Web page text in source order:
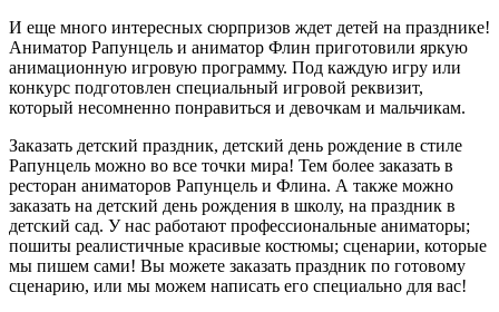
И еще много интересных сюрпризов ждет детей на празднике!
Аниматор Рапунцель и аниматор Флин приготовили яркую
анимационную игровую программу. Под каждую игру или
конкурс подготовлен специальный игровой реквизит,
который несомненно понравиться и девочкам и мальчикам.
Заказать детский праздник, детский день рождение в стиле
Рапунцель можно во все точки мира! Тем более заказать в
ресторан аниматоров Рапунцель и Флина. А также можно
заказать на детский день рождения в школу, на праздник в
детский сад. У нас работают профессиональные аниматоры;
пошиты реалистичные красивые костюмы; сценарии, которые
мы пишем сами! Вы можете заказать праздник по готовому
сценарию, или мы можем написать его специально для вас!